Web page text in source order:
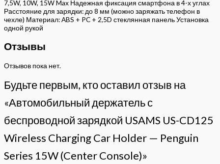
7,5W, 10W, 15W Max Надежная фиксация смартфона в 4-х углах
Расстояние для зарядки: до 8 мм (можно заряжать телефон в
чехле) Материал: ABS + PC + 2,5D стеклянная панель Установка
одной рукой
Отзывы
Отзывов пока нет.
Будьте первым, кто оставил отзыв на
«Автомобильный держатель с
беспроводной зарядкой USAMS US-CD125
Wireless Charging Car Holder — Penguin
Series 15W (Center Console)»